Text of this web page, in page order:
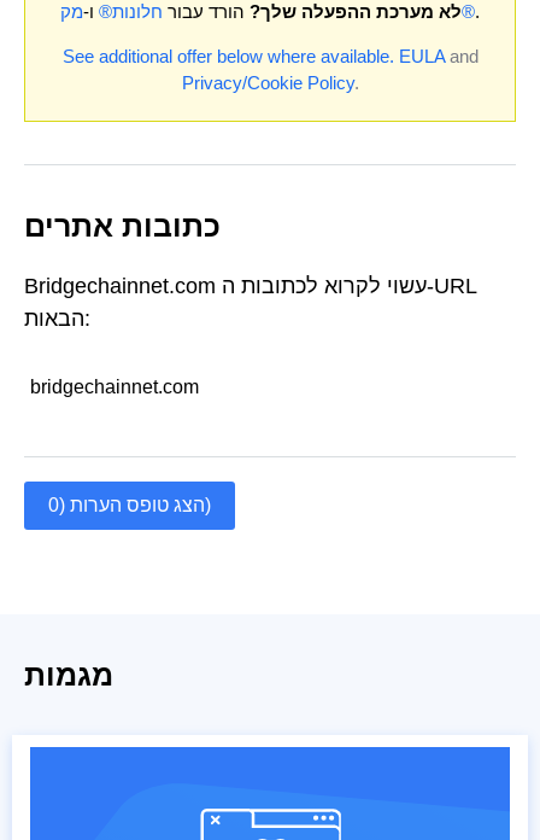
לא מערכת ההפעלה שלך? הורד עבור חלונות® ו- מק®.
See additional offer below where available. EULAand
Privacy/Cookie Policy.
כתובות אתרים
Bridgechainnet.com עשוי לקרוא לכתובות ה-URL
הבאות:
bridgechainnet.com
הצג טופס הערות (0)
מגמות